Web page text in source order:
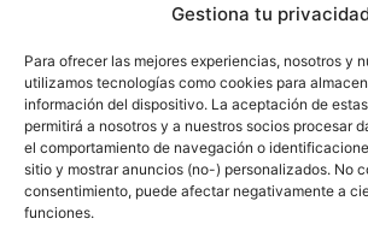
Gestiona tu
Para ofrecer las mejores experiencias, nosotros y
utilizamos tecnologías como cookies para
información del dispositivo. La aceptación de
permitirá a nosotros y a nuestros socios procesar
el comportamiento de navegación o
sitio y mostrar anuncios (no-) personalizados. No
consentimiento, puede afectar negativamente a
funciones.